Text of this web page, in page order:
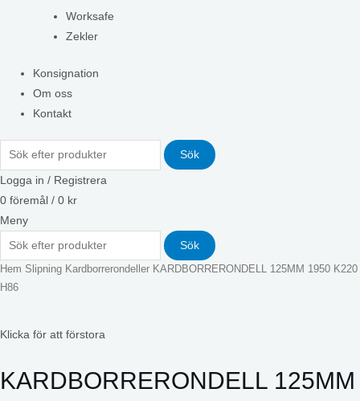
Worksafe
Zekler
Konsignation
Om oss
Kontakt
Sök
Logga in / Registrera
0 föremål / 0 kr
Meny
Sök
Hem Slipning Kardborrerondeller KARDBORRERONDELL 125MM 1950 K220
H86
Klicka för att förstora
KARDBORRERONDELL 125MM